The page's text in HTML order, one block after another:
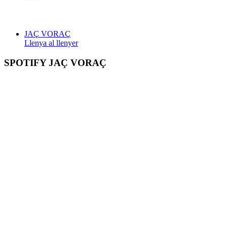
JAÇ VORAÇ
Llenya al llenyer
SPOTIFY JAÇ VORAÇ